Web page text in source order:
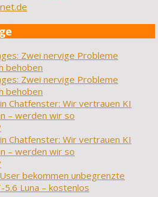
Zwei nervige Probleme
behoben
Zwei nervige Probleme
behoben
Chatfenster: Wir vertrauen KI
– werden wir so
Chatfenster: Wir vertrauen KI
– werden wir so
bekommen unbegrenzte
5.6 Luna – kostenlos